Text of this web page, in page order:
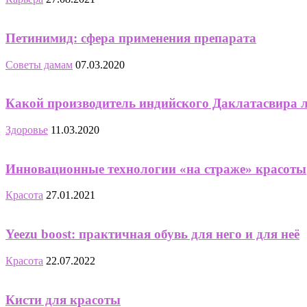
Петинимид: сфера применения препарата
Советы дамам 07.03.2020
Какой производитель индийского Даклатасвира
Здоровье 11.03.2020
Инновационные технологии «на страже» красоты
Красота 27.01.2021
Yeezu boost: практичная обувь для него и для неё
Красота 22.07.2022
Кисти для красоты